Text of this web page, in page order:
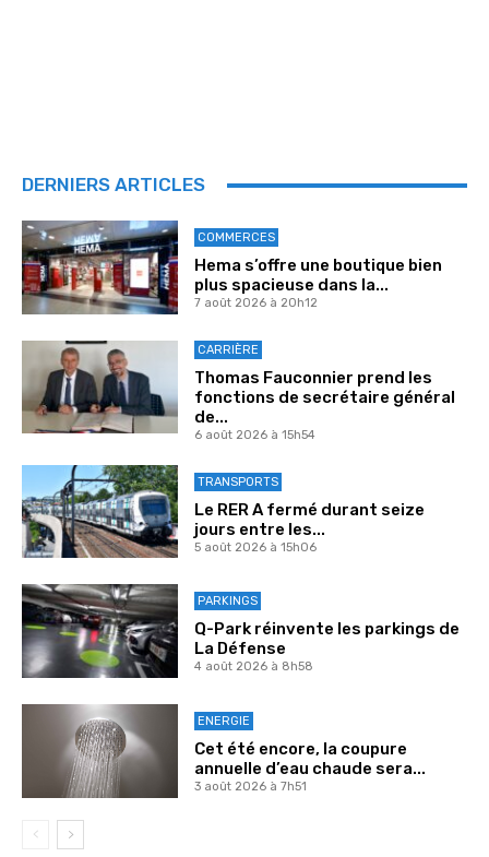
DERNIERS ARTICLES
COMMERCES
Hema s’offre une boutique bien
plus spacieuse dans la...
7 août 2026 à 20h12
CARRIÈRE
Thomas Fauconnier prend les
fonctions de secrétaire général
de...
6 août 2026 à 15h54
TRANSPORTS
Le RER A fermé durant seize
jours entre les...
5 août 2026 à 15h06
PARKINGS
Q-Park réinvente les parkings de
La Défense
4 août 2026 à 8h58
ENERGIE
Cet été encore, la coupure
annuelle d’eau chaude sera...
3 août 2026 à 7h51